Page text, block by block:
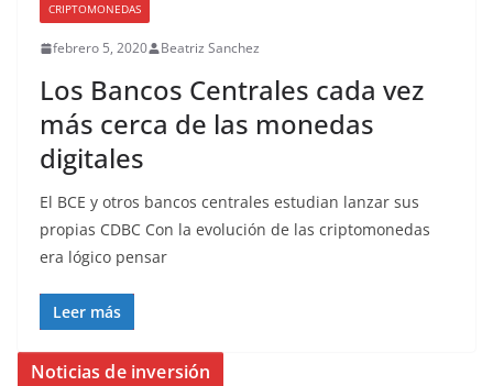
CRIPTOMONEDAS
febrero 5, 2020 Beatriz Sanchez
Los Bancos Centrales cada vez
más cerca de las monedas
digitales
El BCE y otros bancos centrales estudian lanzar sus
propias CDBC Con la evolución de las criptomonedas
era lógico pensar
Leer más
Noticias de inversión